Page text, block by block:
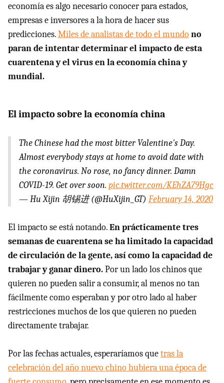
economía es algo necesario conocer para estados,
empresas e inversores a la hora de hacer sus
predicciones.Miles de analistas de todo el mundono
paran de intentar determinar el impacto de esta
cuarentena y el virus en la economía china y
mundial.
El impacto sobre la economía china
The Chinese had the most bitter Valentine's Day.
Almost everybody stays at home to avoid date with
the coronavirus. No rose, no fancy dinner. Damn
COVID-19. Get over soon. pic.twitter.com/KEhZA79Hgc
— Hu Xijin 胡锡进 (@HuXijin_GT) February 14, 2020
El impacto se está notando.En prácticamente tres
semanas de cuarentena se ha limitado la capacidad
de circulación de la gente, así como la capacidad de
trabajar y ganar dinero.Por un lado los chinos que
quieren no pueden salir a consumir, al menos no tan
fácilmente como esperaban y por otro lado al haber
restricciones muchos de los que quieren no pueden
directamente trabajar.
Por las fechas actuales, esperaríamos quetras la
celebración del año nuevo chino hubiera una época de